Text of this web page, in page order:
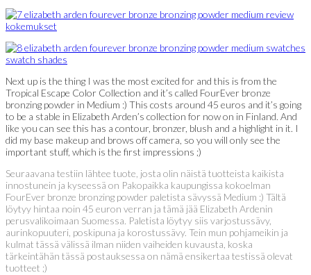
Next up is the thing I was the most excited for and this is from the
Tropical Escape Color Collection and it’s called FourEver bronze
bronzing powder in Medium :) This costs around 45 euros and it’s going
to be a stable in Elizabeth Arden’s collection for now on in Finland. And
like you can see this has a contour, bronzer, blush and a highlight in it. I
did my base makeup and brows off camera, so you will only see the
important stuff, which is the first impressions ;)
Seuraavana testiin lähtee tuote, josta olin näistä tuotteista kaikista
innostunein ja kyseessä on Pakopaikka kaupungissa kokoelman
FourEver bronze bronzing powder paletista sävyssä Medium :) Tältä
löytyy hintaa noin 45 euron verran ja tämä jää Elizabeth Ardenin
perusvalikoimaan Suomessa. Paletista löytyy siis varjostussävy,
aurinkopuuteri, poskipuna ja korostussävy. Tein mun pohjameikin ja
kulmat tässä välissä ilman niiden vaiheiden kuvausta, koska
tärkeintähän tässä postauksessa on nämä ensikertaa testissä olevat
tuotteet ;)